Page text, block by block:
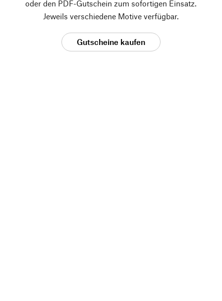
oder den PDF-Gutschein zum sofortigen Einsatz.
Jeweils verschiedene Motive verfügbar.
Gutscheine kaufen